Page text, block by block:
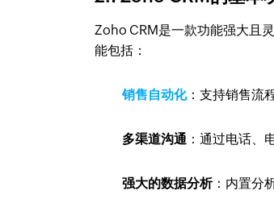
Zoho CRM是一款功能强大且
能包括：
销售自动化：支持销售流
多渠道沟通 ：通过电话、
强大的数据分析：内置分